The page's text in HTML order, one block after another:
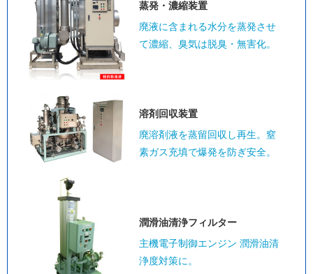
蒸発・濃縮装置
廃液に含まれる水分を蒸発させ
て濃縮、臭気は脱臭・無害化。
溶剤回収装置
廃溶剤液を蒸留回収し再生。窒
素ガス充填で爆発を防ぎ安全。
潤滑油清浄フィルター
主機電子制御エンジン 潤滑油清
浄度対策に。